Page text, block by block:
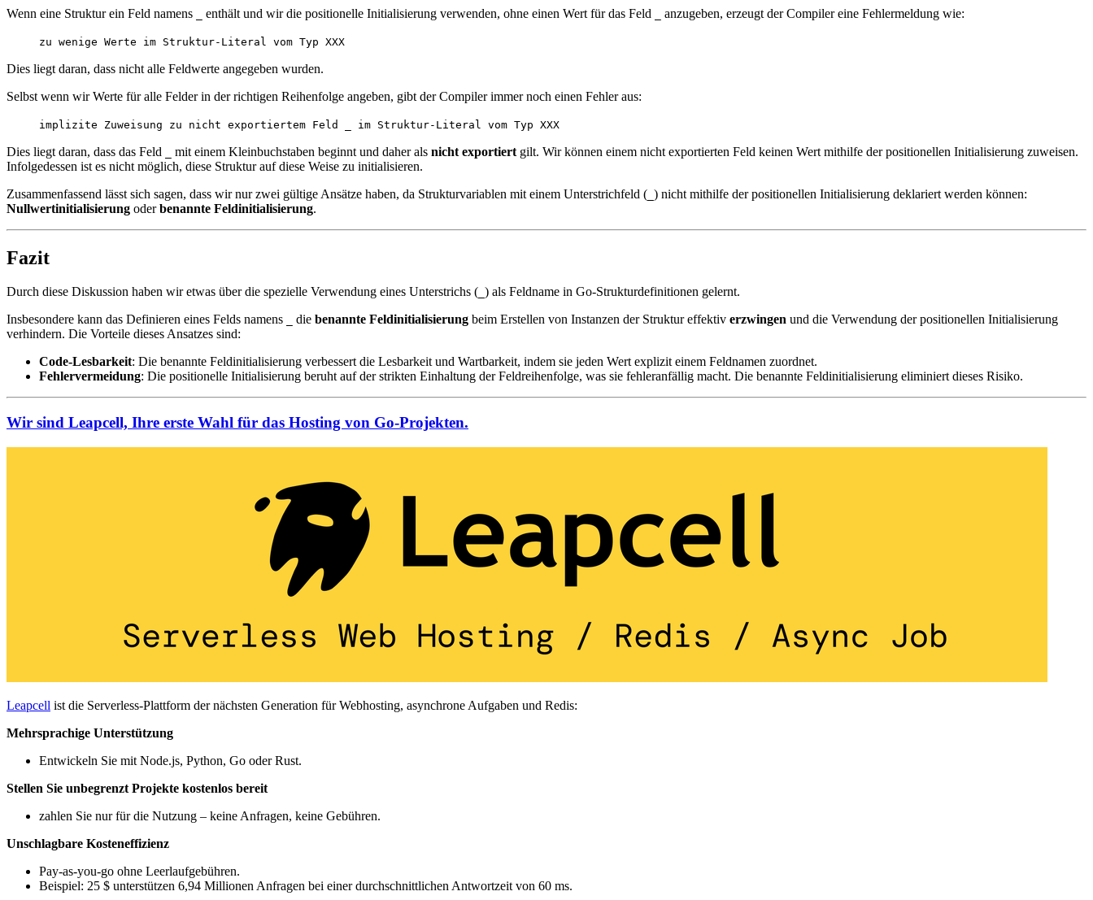
Wenn eine Struktur ein Feld namens
enthält und wir die positionelle Initialisierung verwenden, ohne einen Wert für das Feld anzugeben, erzeugt der Compiler eine Fehlermeldung wie:
zu wenige Werte im Struktur-Literal vom Typ XXX
Dies liegt daran, dass nicht alle Feldwerte angegeben wurden.
Selbst wenn wir Werte für alle Felder in der richtigen Reihenfolge angeben, gibt der Compiler immer noch einen Fehler aus:
implizite Zuweisung zu nicht exportiertem Feld _ im Struktur-Literal vom Typ XXX
Dies liegt daran, dass das Feld mit einem Kleinbuchstaben beginnt und daher als nicht exportiert gilt. Wir können einem nicht exportierten Feld keinen Wert mithilfe der positionellen Initialisierung zuweisen.
Infolgedessen ist es nicht möglich, diese Struktur auf diese Weise zu initialisieren.
Zusammenfassend lässt sich sagen, dass wir nur zwei gültige Ansätze haben, da Strukturvariablen mit einem Unterstrichfeld ( ) nicht mithilfe der positionellen Initialisierung deklariert werden können:
Nullwertinitialisierung oderbenannte Feldinitialisierung.
Fazit
Durch diese Diskussion haben wir etwas über die spezielle Verwendung eines Unterstrichs ( ) als Feldname in Go-Strukturdefinitionen gelernt.
Insbesondere kann das Definieren eines Felds namens
die benannte Feldinitialisierung beim Erstellen von Instanzen der Struktur effektiv erzwingen und die Verwendung der positionellen Initialisierung
verhindern. Die Vorteile dieses Ansatzes sind:
Code-Lesbarkeit: Die benannte Feldinitialisierung verbessert die Lesbarkeit und Wartbarkeit, indem sie jeden Wert explizit einem Feldnamen zuordnet.
Fehlervermeidung: Die positionelle Initialisierung beruht auf der strikten Einhaltung der Feldreihenfolge, was sie fehleranfällig macht. Die benannte Feldinitialisierung eliminiert dieses Risiko.
Wir sind Leapcell, Ihre erste Wahl für das Hosting von Go-Projekten.
Leapcell ist die Serverless-Plattform der nächsten Generation für Webhosting, asynchrone Aufgaben und Redis:
Mehrsprachige Unterstützung
Entwickeln Sie mit Node.js, Python, Go oder Rust.
Stellen Sie unbegrenzt Projekte kostenlos bereit
zahlen Sie nur für die Nutzung – keine Anfragen, keine Gebühren.
Unschlagbare Kosteneffizienz
Pay-as-you-go ohne Leerlaufgebühren.
Beispiel: 25 $ unterstützen 6,94 Millionen Anfragen bei einer durchschnittlichen Antwortzeit von 60 ms.